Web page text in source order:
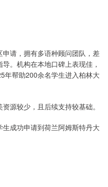
请，拥有多语种顾问团队，差
。机构在本地口碑上表现佳，
年帮助200余名学生进入柏林大
源较少，且后续支持较基础。
成功申请到荷兰阿姆斯特丹大